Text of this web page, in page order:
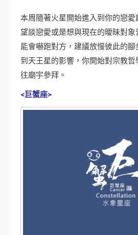
本周隨著火星開始進入到你的戀
望談戀愛或是想與現在的曖昧對
能會嚇跑對方，建議放慢彼此的
到天王星的影響，你開始對宗教
往廟宇參拜。
<巨蟹座>